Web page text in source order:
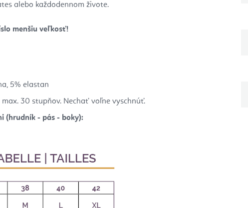
alebo každodennom živote.
menšiu veľkosť!
5% elastan
30 stupňov. Nechať voľne vyschnúť.
(hrudník - pás - boky):